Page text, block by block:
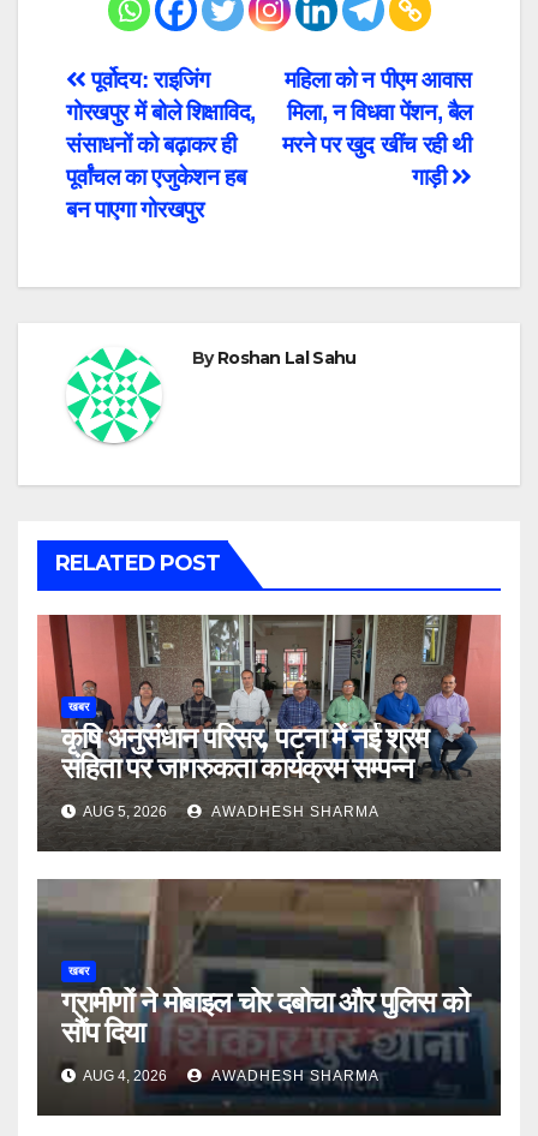
Post
navigation
महिला को न पीएम आवास
मिला, न विधवा पेंशन, बैल
मरने पर खुद खींच रही थी
गाड़ी
पूर्वोदय: राइजिंग
गोरखपुर में बोले शिक्षाविद,
संसाधनों को बढ़ाकर ही
पूर्वांचल का एजुकेशन हब
बन पाएगा गोरखपुर
ByRoshan Lal Sahu
RELATED POST
खबर
कृषि अनुसंधान परिसर, पटना में नई श्रम
संहिता पर जागरुकता कार्यक्रम सम्पन्न
AUG 5, 2026 AWADHESH SHARMA
खबर
ग्रामीणों ने मोबाइल चोर दबोचा और पुलिस को
सौंप दिया
AUG 4, 2026 AWADHESH SHARMA